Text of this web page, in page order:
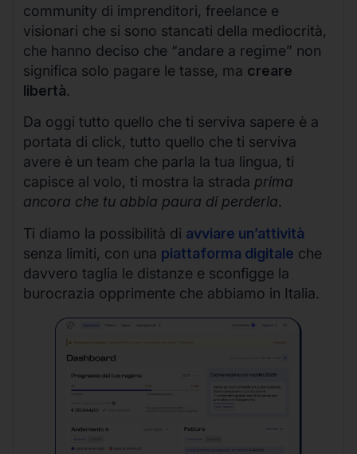
community di imprenditori, freelance e
visionari che si sono stancati della mediocrità,
che hanno deciso che “andare a regime” non
significa solo pagare le tasse, ma creare
libertà.
Da oggi tutto quello che ti serviva sapere è a
portata di click, tutto quello che ti serviva
avere è un team che parla la tua lingua, ti
capisce al volo, ti mostra la strada prima
ancora che tu abbia paura di perderla.
Ti diamo la possibilità di avviare un’attività
senza limiti, con una piattaforma digitale che
davvero taglia le distanze e sconfigge la
burocrazia opprimente che abbiamo in Italia.